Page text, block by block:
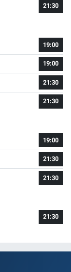
21:30
19:00
19:00
21:30
21:30
19:00
21:30
21:30
21:30